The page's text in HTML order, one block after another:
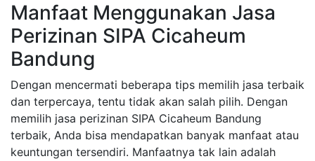
Manfaat Menggunakan Jasa
Perizinan SIPA Cicaheum
Bandung
Dengan mencermati beberapa tips memilih jasa terbaik
dan terpercaya, tentu tidak akan salah pilih. Dengan
memilih jasa perizinan SIPA Cicaheum Bandung
terbaik, Anda bisa mendapatkan banyak manfaat atau
keuntungan tersendiri. Manfaatnya tak lain adalah